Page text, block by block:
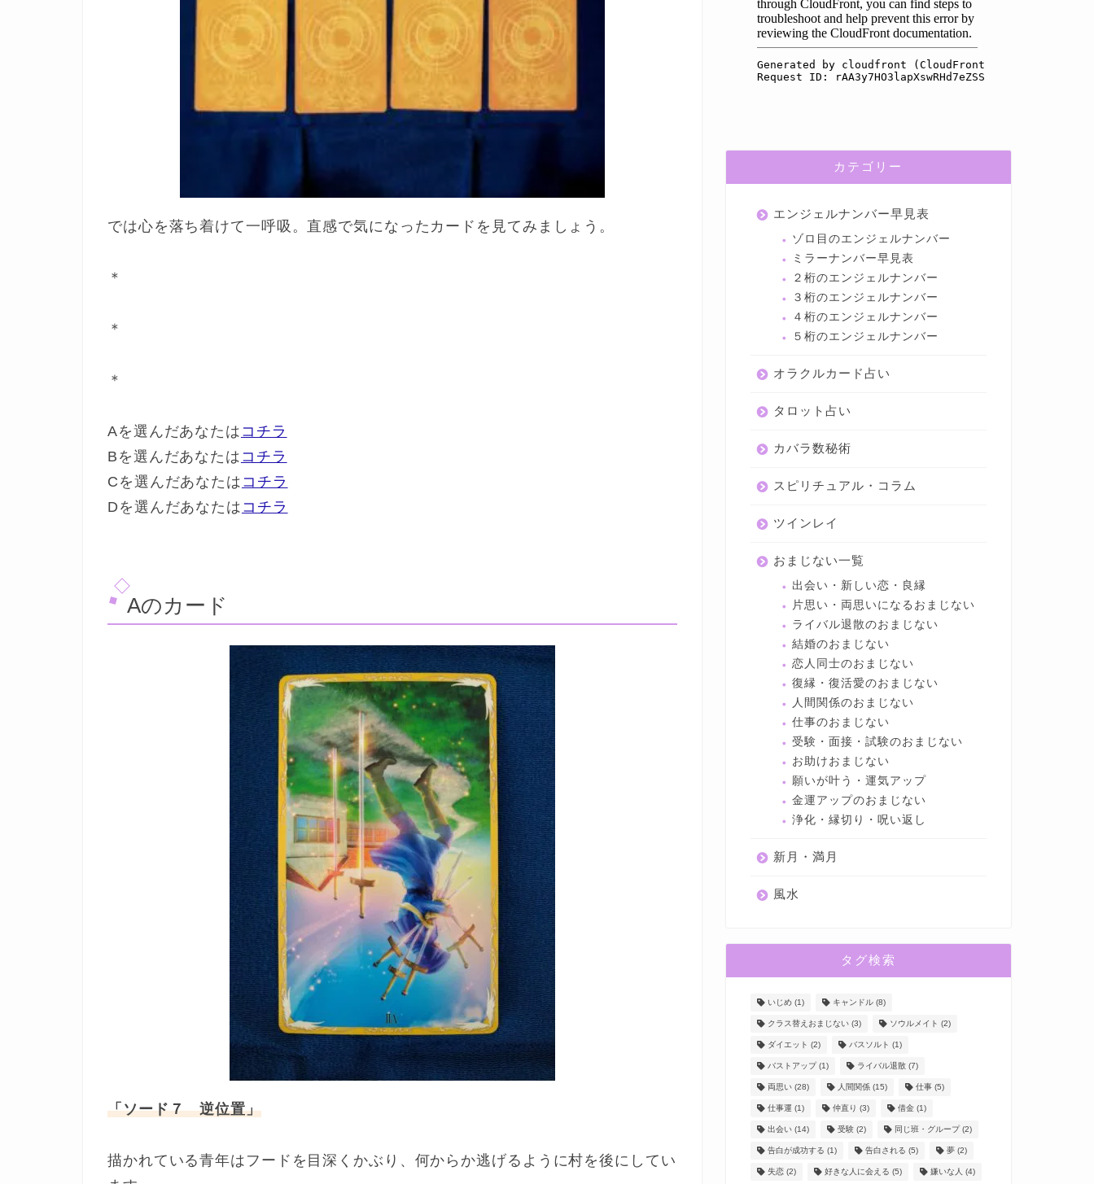
では心を落ち着けて一呼吸。直感で気になったカードを見てみましょう。
＊
＊
＊
Aを選んだあなたは コチラ
Bを選んだあなたは コチラ
Cを選んだあなたは コチラ
Dを選んだあなたは コチラ
Aのカード
「ソード７ 逆位置」
描かれている青年はフードを目深くかぶり、何からか逃げるように村を後にしてい
カテゴリー
エンジェルナンバー早見表
ゾロ目のエンジェルナンバー
ミラーナンバー早見表
２桁のエンジェルナンバー
３桁のエンジェルナンバー
４桁のエンジェルナンバー
５桁のエンジェルナンバー
オラクルカード占い
タロット占い
カバラ数秘術
スピリチュアル・コラム
ツインレイ
おまじない一覧
出会い・新しい恋・良縁
片思い・両思いになるおまじない
ライバル退散のおまじない
結婚のおまじない
恋人同士のおまじない
復縁・復活愛のおまじない
人間関係のおまじない
仕事のおまじない
受験・面接・試験のおまじない
お助けおまじない
願いが叶う・運気アップ
金運アップのおまじない
浄化・縁切り・呪い返し
新月・満月
風水
タグ検索
いじめ(1) キャンドル(8)
クラス替えおまじない(3) ソウルメイト (2)
ダイエット (2) バスソルト (1)
バストアップ(1) ライバル退散(7)
両思い(28) 人間関係(15) 仕事(5)
仕事運 (1) 仲直り (3) 借金(1)
出会い(14) 受験(2) 同じ班・グループ(2)
告白が成功する (1) 告白される (5) 夢(2)
失恋(2) 好きな人に会える (5) 嫌いな人 (4)